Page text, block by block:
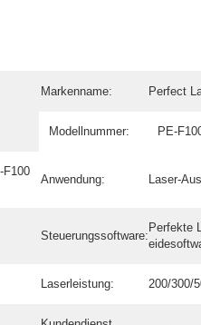
Markenname: Perfect
Modellnummer: PE-
F100
Anwendung: Laser-
Steuerungssoftware:
Perfekte
Laserleistung: 200/300/